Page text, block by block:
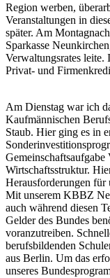
Region werben,
Veranstaltungen in
später. Am
Sparkasse
Verwaltungsrates leite.
Privat- und
Am Dienstag war ich
Kaufmännischen
Staub. Hier ging es in
Gemeinschaftsaufgabe
Wirtschaftsstruktur.
Herausforderungen für
Mit unserem KBBZ
auch während diesen
Gelder des Bundes
voranzutreiben.
berufsbildenden
aus Berlin. Um das
unseres